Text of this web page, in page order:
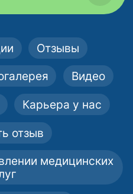
Отзывы
Видео
Карьера у нас
отзыв
медицинских